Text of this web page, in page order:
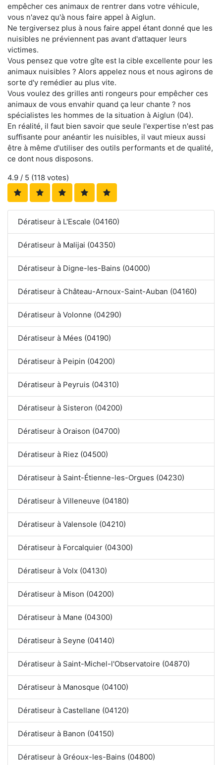
empêcher ces animaux de rentrer dans votre véhicule,
vous n'avez qu'à nous faire appel à Aiglun.
Ne tergiversez plus à nous faire appel étant donné que les
nuisibles ne préviennent pas avant d'attaquer leurs
victimes.
Vous pensez que votre gîte est la cible excellente pour les
animaux nuisibles ? Alors appelez nous et nous agirons de
sorte d'y remédier au plus vite.
Vous voulez des grilles anti rongeurs pour empêcher ces
animaux de vous envahir quand ça leur chante ? nos
spécialistes les hommes de la situation à Aiglun (04).
En réalité, il faut bien savoir que seule l'expertise n'est pas
suffisante pour anéantir les nuisibles, il vaut mieux aussi
être à même d'utiliser des outils performants et de qualité,
ce dont nous disposons.
4.9 / 5 (118 votes)
Dératiseur à L'Escale (04160)
Dératiseur à Malijai (04350)
Dératiseur à Digne-les-Bains (04000)
Dératiseur à Château-Arnoux-Saint-Auban (04160)
Dératiseur à Volonne (04290)
Dératiseur à Mées (04190)
Dératiseur à Peipin (04200)
Dératiseur à Peyruis (04310)
Dératiseur à Sisteron (04200)
Dératiseur à Oraison (04700)
Dératiseur à Riez (04500)
Dératiseur à Saint-Étienne-les-Orgues (04230)
Dératiseur à Villeneuve (04180)
Dératiseur à Valensole (04210)
Dératiseur à Forcalquier (04300)
Dératiseur à Volx (04130)
Dératiseur à Mison (04200)
Dératiseur à Mane (04300)
Dératiseur à Seyne (04140)
Dératiseur à Saint-Michel-l'Observatoire (04870)
Dératiseur à Manosque (04100)
Dératiseur à Castellane (04120)
Dératiseur à Banon (04150)
Dératiseur à Gréoux-les-Bains (04800)